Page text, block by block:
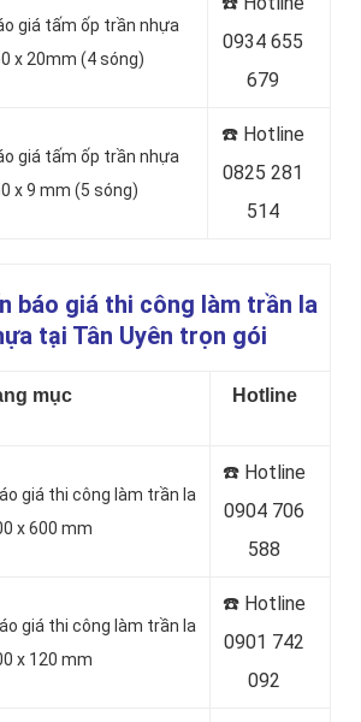
giá tấm ốp trần nhựa
x 20mm (4 sóng)
0934 655
679
giá tấm ốp trần nhựa
x 9 mm (5 sóng)
☎️ Hotline
0825 281
514
báo giá thi công làm trần la
tại Tân Uyên trọn gói
mục Hotline
giá thi công làm trần la
x 600 mm
☎️ Hotline
0904 706
588
giá thi công làm trần la
x 120 mm
☎️ Hotline
0901 742
092